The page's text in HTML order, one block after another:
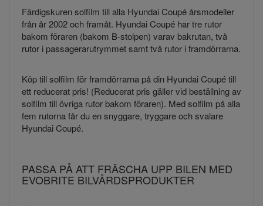
Färdigskuren solfilm till alla Hyundai Coupé årsmodeller
från år 2002 och framåt. Hyundai Coupé har tre rutor
bakom föraren (bakom B-stolpen) varav bakrutan, två
rutor i passagerarutrymmet samt två rutor i framdörrarna.
Köp till solfilm för framdörrarna på din Hyundai Coupé till
ett reducerat pris! (Reducerat pris gäller vid beställning av
solfilm till övriga rutor bakom föraren). Med solfilm på alla
fem rutorna får du en snyggare, tryggare och svalare
Hyundai Coupé.
PASSA PÅ ATT FRÄSCHA UPP BILEN MED
EVOBRITE BILVÅRDSPRODUKTER